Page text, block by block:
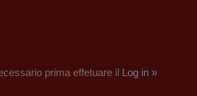
prima effetuare il Log in »